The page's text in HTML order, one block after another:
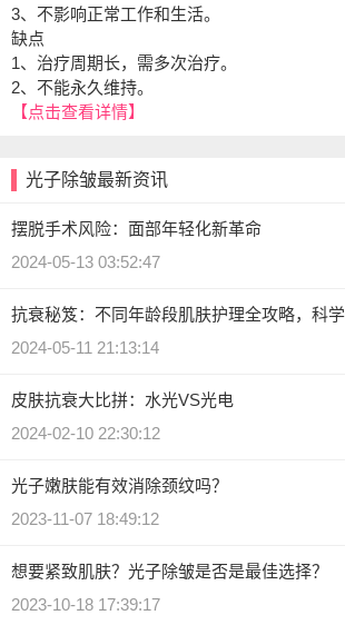
3、不影响正常工作和生活。
缺点
1、治疗周期长，需多次治疗。
2、不能永久维持。
【点击查看详情】
光子除皱最新资讯
摆脱手术风险：面部年轻化新革命
2024-05-13 03:52:47
抗衰秘笈：不同年龄段肌肤护理全攻略，科学
2024-05-11 21:13:14
皮肤抗衰大比拼：水光VS光电
2024-02-10 22:30:12
光子嫩肤能有效消除颈纹吗？
2023-11-07 18:49:12
想要紧致肌肤？光子除皱是否是最佳选择？
2023-10-18 17:39:17